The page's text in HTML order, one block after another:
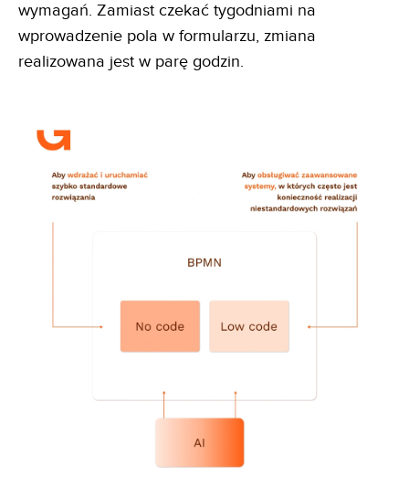
wymagań. Zamiast czekać tygodniami na
wprowadzenie pola w formularzu, zmiana
realizowana jest w parę godzin.